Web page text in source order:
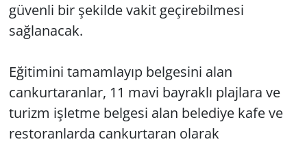
güvenli bir şekilde vakit geçirebilmesi
sağlanacak.
Eğitimini tamamlayıp belgesini alan
cankurtaranlar, 11 mavi bayraklı plajlara ve
turizm işletme belgesi alan belediye kafe ve
restoranlarda cankurtaran olarak